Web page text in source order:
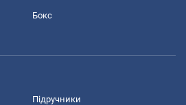
Бокс
Підручники